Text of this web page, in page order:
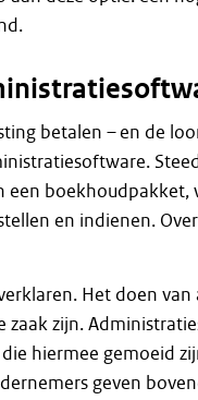
betalen – en de
een boekhoudpakket,
en indienen.
Het doen
zaak zijn.
hiermee gemoeid
geven